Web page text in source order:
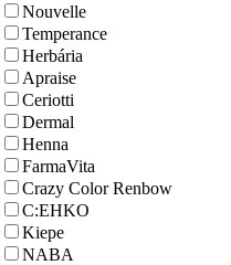
Nouvelle
Temperance
Herbária
Apraise
Ceriotti
Dermal
Henna
FarmaVita
Crazy Color Renbow
C:EHKO
Kiepe
NABA